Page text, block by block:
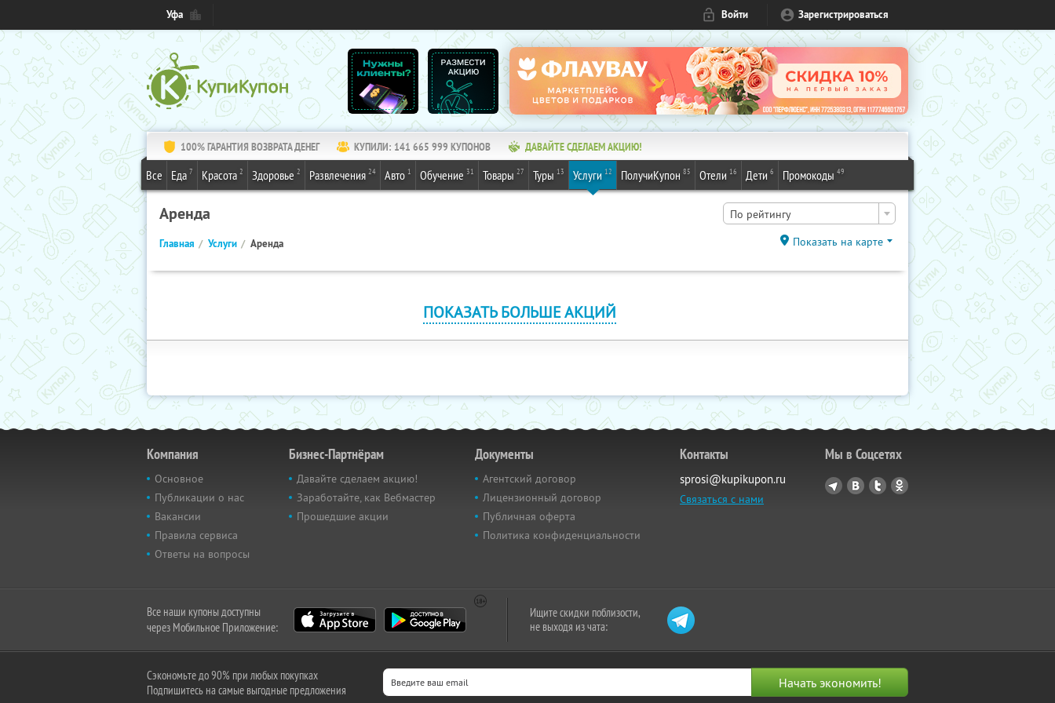
Уфа Войти Зарегистрироваться
100% ГАРАНТИЯ ВОЗВРАТА ДЕНЕГ КУПИЛИ: 141 665 999 КУПОНОВ ДАВАЙТЕ СДЕЛАЕМ АКЦИЮ!
Все Еда 7 Красота 2 Здоровье 2 Развлечения 24 Авто 1 Обучение 31 Товары 27 Туры 13 Услуги 12 ПолучиКупон 85 Отели 16 Дети 6 Промокоды 49
Аренда По рейтингу
Главная Услуги Аренда Показать на карте
ПОКАЗАТЬ БОЛЬШЕ АКЦИЙ
Компания
Основное
Публикации о нас
Вакансии
Правила сервиса
Ответы на вопросы
Бизнес-Партнёрам
Давайте сделаем акцию!
Заработайте, как Вебмастер
Прошедшие акции
Документы
Агентский договор
Лицензионный договор
Публичная оферта
Политика конфиденциальности
Контакты
sprosi@kupikupon.ru
Связаться с нами
Мы в Соцсетях
Все наши купоны доступны
через Мобильное Приложение:
Ищите скидки поблизости,
не выходя из чата:
Сэкономьте до 90% при любых покупках
Подпишитесь на самые выгодные предложения